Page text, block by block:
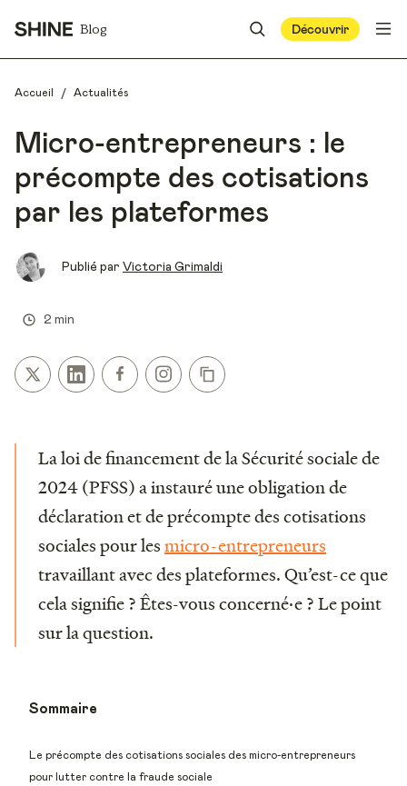
Blog Découvrir
Accueil / Actualités
Micro-entrepreneurs : le
précompte des cotisations
par les plateformes
Publié par Victoria Grimaldi
2 min
La loi de financement de la Sécurité sociale de
2024 (PFSS) a instauré une obligation de
déclaration et de précompte des cotisations
sociales pour lesmicro-entrepreneurs
travaillant avec des plateformes. Qu’est-ce que
cela signifie ? Êtes-vous concerné·e ? Le point
sur la question.
Sommaire
Le précompte des cotisations sociales des micro-entrepreneurs
pour lutter contre la fraude sociale